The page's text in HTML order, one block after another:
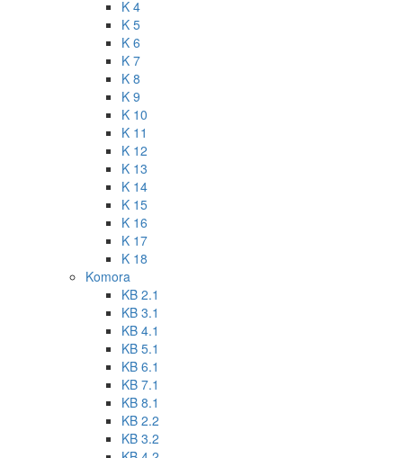
K 4
K 5
K 6
K 7
K 8
K 9
K 10
K 11
K 12
K 13
K 14
K 15
K 16
K 17
K 18
Komora
KB 2.1
KB 3.1
KB 4.1
KB 5.1
KB 6.1
KB 7.1
KB 8.1
KB 2.2
KB 3.2